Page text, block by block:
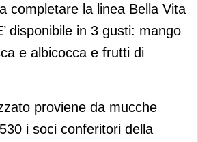
completare la linea Bella Vita
disponibile in 3 gusti: mango
e albicocca e frutti di
proviene da mucche
i soci conferitori della